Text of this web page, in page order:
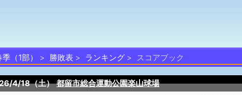
（1部） 勝敗表 ランキング スコアブック
4/18（土） 都留市総合運動公園楽山球場